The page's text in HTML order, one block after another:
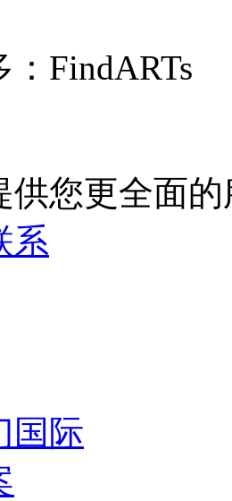
：FindARTs
供您更全面的
系
国际